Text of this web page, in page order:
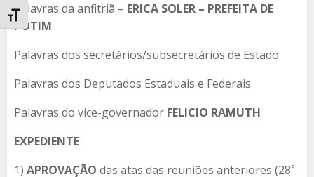
Alternar tamanho da fonte
Palavras da anfitriã – ERICA SOLER – PREFEITA DE
POTIM
Palavras dos secretários/subsecretários de Estado
Palavras dos Deputados Estaduais e Federais
Palavras do vice-governador FELICIO RAMUTH
EXPEDIENTE
1) APROVAÇÃO das atas das reuniões anteriores (28ª